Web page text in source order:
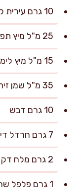
10 גרם עירית קצוצה דק (אופציונלי)
25 מ"ל מיץ תפוזים סחוט טרי
15 מ"ל מיץ לימון טרי
35 מ"ל שמן זית כתית מעולה
10 גרם דבש
7 גרם חרדל דיז'ון חלק
2 גרם מלח דק לרוטב (או לפי טעם)
1 גרם פלפל שחור גרוס לרוטב